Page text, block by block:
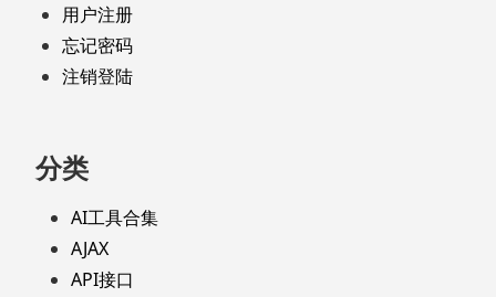
用户注册
忘记密码
注销登陆
分类
AI工具合集
AJAX
API接口